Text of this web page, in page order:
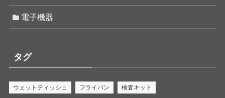
電子機器
タグ
ウェットティッシュ フライパン 検査キット